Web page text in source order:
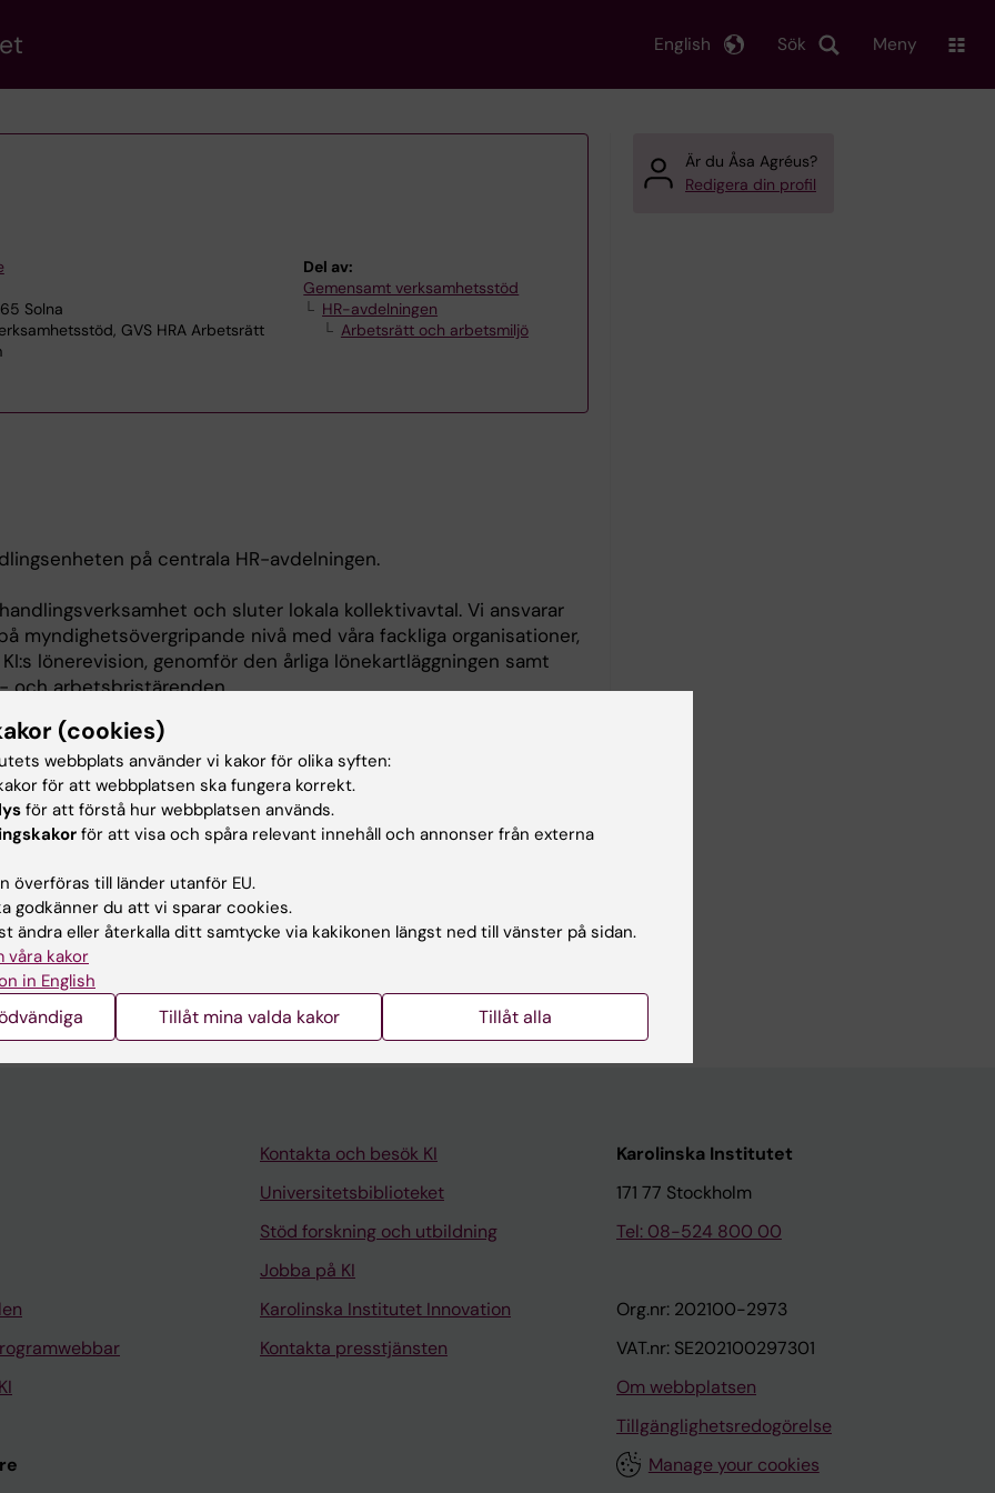
Sök
English Meny
Solna
GVS HRA Arbetsrätt
Del av:
Gemensamt verksamhetsstöd
HR-avdelningen
Arbetsrätt och arbetsmiljö
på centrala HR-avdelningen.
och sluter lokala kollektivavtal. Vi ansvarar
myndighetsövergripande nivå med våra fackliga organisationer,
lönerevision, genomför den årliga lönekartläggningen samt
och arbetsbristärenden.
Carolina Ström och Martin Hellgren en av tre kontaktpersoner
KI Nord, KIDS,
frågor och anställningsvillkor gentemot lokal HR, AC
på HR-avdelningen och innan dess 4 år som lokal HR på
Personal, Arbete och Organisation (PAO), Stockholms
Är du Åsa Agréus?
Redigera din profil
Kontakta och besök KI
Universitetsbiblioteket
Stöd forskning och utbildning
Jobba på KI
Karolinska Institutet Innovation
Kontakta presstjänsten
Karolinska Institutet
171 77 Stockholm
Tel: 08-524 800 00
Org.nr: 202100-2973
VAT.nr: SE202100297301
Om webbplatsen
Tillgänglighetsredogörelse
Manage your cookies
(cookies)
webbplats använder vi kakor för olika syften:
för att webbplatsen ska fungera korrekt.
för att förstå hur webbplatsen används.
för att visa och spåra relevant innehåll och annonser från externa
överföras till länder utanför EU.
godkänner du att vi sparar cookies.
ändra eller återkalla ditt samtycke via kakikonen längst ned till vänster på sidan.
våra kakor
in English
Tillåt mina valda kakor Tillåt alla